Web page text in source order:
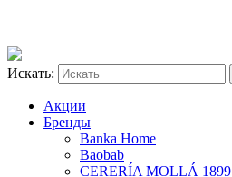
Искать:
Акции
Бренды
Banka Home
Baobab
CERERÍA MOLLÁ 1899